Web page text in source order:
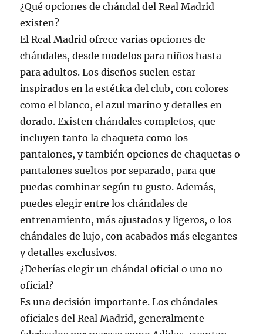
¿Qué opciones de chándal del Real Madrid
existen?
El Real Madrid ofrece varias opciones de
chándales, desde modelos para niños hasta
para adultos. Los diseños suelen estar
inspirados en la estética del club, con colores
como el blanco, el azul marino y detalles en
dorado. Existen chándales completos, que
incluyen tanto la chaqueta como los
pantalones, y también opciones de chaquetas o
pantalones sueltos por separado, para que
puedas combinar según tu gusto. Además,
puedes elegir entre los chándales de
entrenamiento, más ajustados y ligeros, o los
chándales de lujo, con acabados más elegantes
y detalles exclusivos.
¿Deberías elegir un chándal oficial o uno no
oficial?
Es una decisión importante. Los chándales
oficiales del Real Madrid, generalmente